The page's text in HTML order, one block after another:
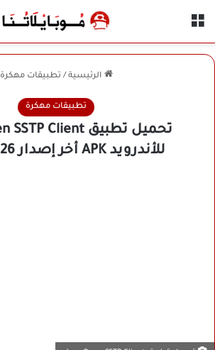
الرئيسية / تطبيقات مهكرة
تطبيقات مهكرة
للأندرويد APK أخر إصدار 2026 مجانًا